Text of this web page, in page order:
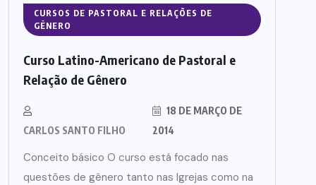
CURSOS DE PASTORAL E RELAÇÕES DE
GÊNERO
Curso Latino-Americano de Pastoral e
Relação de Gênero
CARLOS SANTO FILHO
18 DE MARÇO DE
2014
Conceito básico O curso está focado nas
questões de gênero tanto nas Igrejas como na